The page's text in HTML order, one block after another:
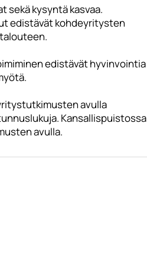
sekä kysyntä kasvaa.
edistävät kohdeyritysten
edistävät hyvinvointia
avulla
Kansallispuistossa
avulla.